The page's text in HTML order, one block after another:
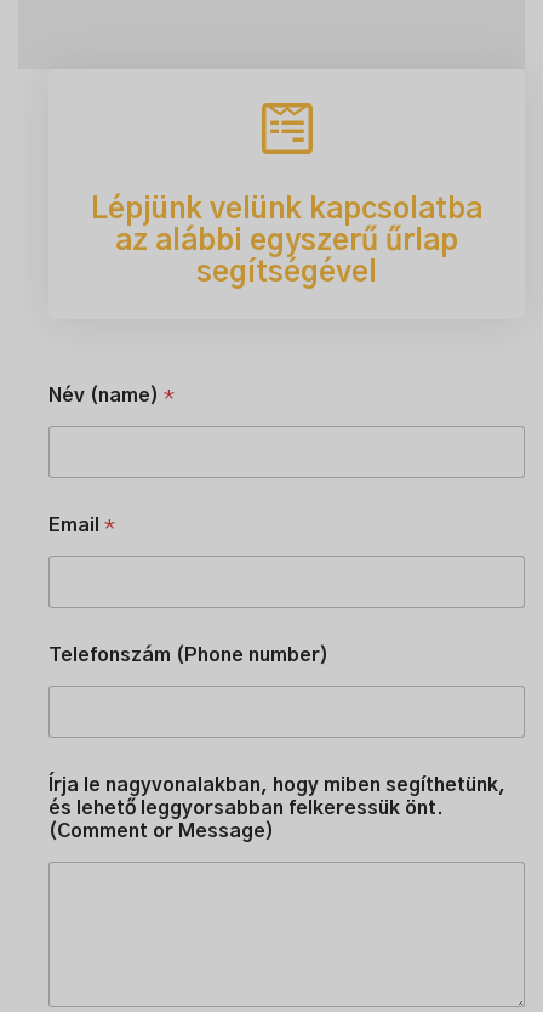
Lépjünk velünk kapcsolatba
az alábbi egyszerű űrlap
segítségével
Név (name) *
Email *
é
í
t
h
e
t
s
Telefonszám (Phone number)
Írja le nagyvonalakban, hogy miben segíthetünk,
és lehető leggyorsabban felkeressük önt.
(Comment or Message)